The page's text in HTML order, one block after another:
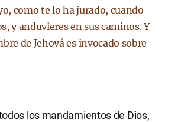
como te lo ha jurado, cuando
y anduvieres en sus caminos. Y
de Jehová es invocado sobre
los mandamientos de Dios,